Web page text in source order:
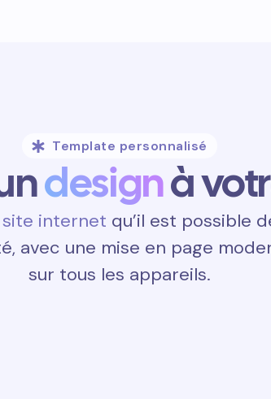
Template personnalisé
designà
internet qu’il est possible
avec une mise en page
sur tous les appareils.